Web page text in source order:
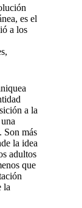
es el
a los
a la
Son más
la idea
adultos
que
la